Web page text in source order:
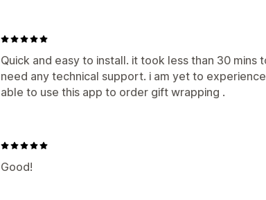
Quick and easy to install. it took less than 30 mins
need any technical support. i am yet to
able to use this app to order gift wrapping .
Good!